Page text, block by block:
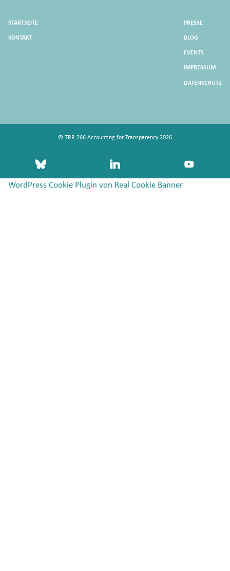
STARTSEITE
KONTAKT
PRESSE
BLOG
EVENTS
IMPRESSUM
DATENSCHUTZ
© TRR 266 Accounting for Transparency 2026
bluesky linkedin youtube
WordPress Cookie Plugin von Real Cookie Banner